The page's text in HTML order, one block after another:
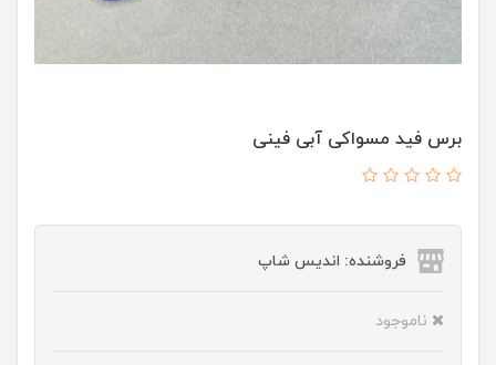
برس فید مسواکی آبی فینی
فروشنده: اندیس شاپ
ناموجود